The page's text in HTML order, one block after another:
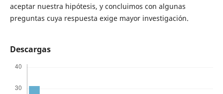
aceptar nuestra hipótesis, y concluimos con algunas
preguntas cuya respuesta exige mayor investigación.
Descargas